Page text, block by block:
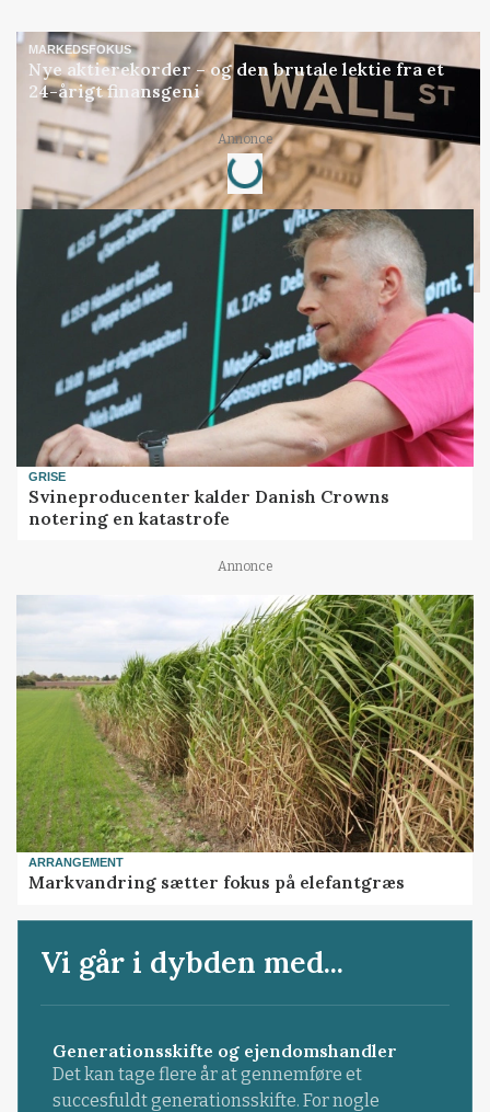
MARKEDSFOKUS
Nye aktierekorder – og den brutale lektie fra et
24-årigt finansgeni
Annonce
Loading...
GRISE
Svineproducenter kalder Danish Crowns
notering en katastrofe
Annonce
ARRANGEMENT
Markvandring sætter fokus på elefantgræs
Vi går i dybden med...
Generationsskifte og ejendomshandler
Det kan tage flere år at gennemføre et
succesfuldt generationsskifte. For nogle